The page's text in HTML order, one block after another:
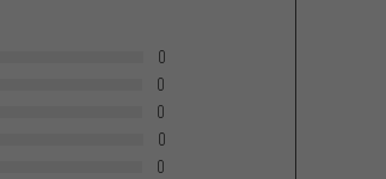
0
0
0
0
0